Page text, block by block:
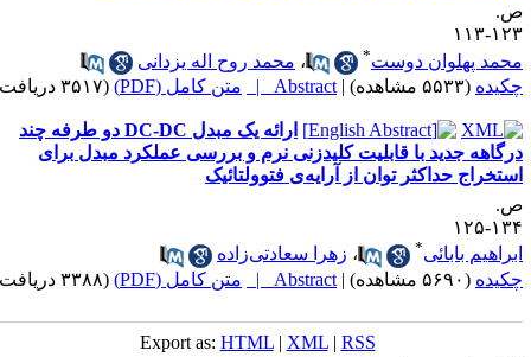
۱۱۳
پهلوان دوست
،محمد روح اله یزدانی
(۵۵۳۳ مشاهده) |
Abstract | متن کامل (PDF) (۳۵۱۷ دریافت)
ارائه یک مبدل DC-DC دو طرفه چند
جدید با قابلیت کلیدزنی نرم و بررسی عملکرد مبدل برای
حداکثر توان از آرایه‌ی فتوولتائیک
۱۲۵
بابائی
،زهرا سعادتی‌زاده
(۵۶۹۰ مشاهده) |
Abstract | متن کامل (PDF) (۳۳۸۸ دریافت)
Export as:HTML |XML|RSS